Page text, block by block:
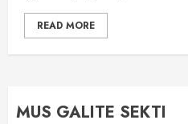
READ MORE
MUS GALITE SEKTI